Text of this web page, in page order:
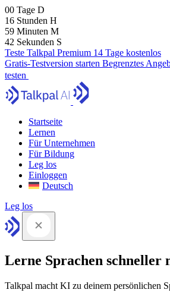
00 Tage D
16 Stunden H
59 Minuten M
41 Sekunden S
Teste Talkpal Premium 14 Tage kostenlos
Gratis-Testversion starten Begrenztes
testen
Startseite
Lernen
Für Unternehmen
Für Bildung
Leg los
Einloggen
Deutsch
Leg los
Lerne Sprachen schneller
Talkpal macht KI zu deinem persönlichen